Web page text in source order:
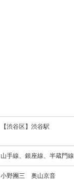
【渋谷区】渋谷駅
山手線、銀座線、半蔵門線
小野團三 奥山京音